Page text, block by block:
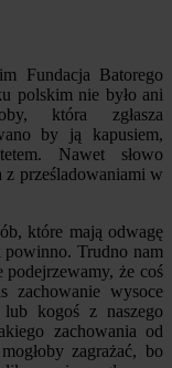
Fundacja Batorego
polskim nie było ani
która zgłasza
by ją kapusiem,
Nawet słowo
z prześladowaniami w
które mają odwagę
powinno. Trudno nam
że coś
zachowanie wysoce
lub kogoś z naszego
zachowania od
zagrażać, bo